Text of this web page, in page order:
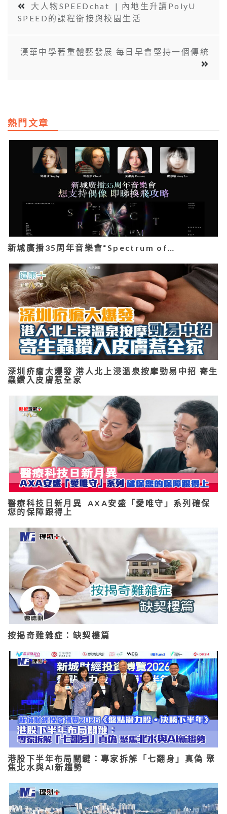
大人物SPEEDchat | 內地生升讀PolyU
SPEED的課程銜接與校園生活
漢華中學著重體藝發展 每日早會堅持一個傳統
熱門文章
新城廣播35周年音樂會“Spectrum of…
深圳疥瘡大爆發 港人北上浸溫泉按摩勁易中招 寄生
蟲鑽入皮膚惹全家
醫療科技日新月異 AXA安盛「愛唯守」系列確保
您的保障跟得上
按揭奇難雜症：缺契樓篇
港股下半年布局關鍵：專家拆解「七翻身」真偽 聚
焦北水與AI新趨勢